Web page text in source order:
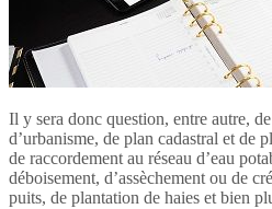
Il y sera donc question, entre autre,
d’urbanisme, de plan cadastral et de
de raccordement au réseau d’eau
déboisement, d’assèchement ou de
puits, de plantation de haies et bien